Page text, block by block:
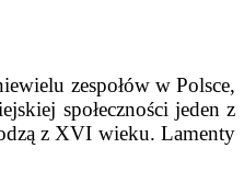
zespołów w Polsce,
społeczności jeden z
z XVI wieku. Lamenty